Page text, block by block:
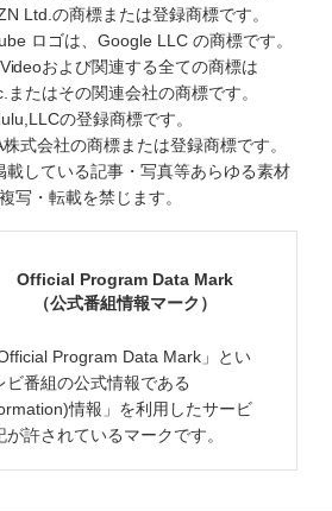
Ltd.の商標または登録商標です。
ロゴは、Google LLC の商標です。
および関連する全ての商標は
たはその関連会社の商標です。
の登録商標です。
式会社の商標または登録商標です。
載している記事・写真等あらゆる素材
写・転載を禁じます。
Official Program Data Mark
（公式番組情報マーク）
Program Data Mark」とい
ビ番組の公式情報である
情報」を利用したサービ
許されているマークです。